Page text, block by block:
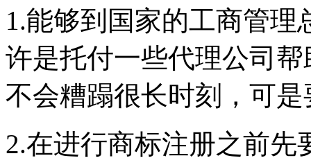
1.能够到国家的工商管
许是托付一些代理公司
不会糟蹋很长时刻，可
2.在进行商标注册之前